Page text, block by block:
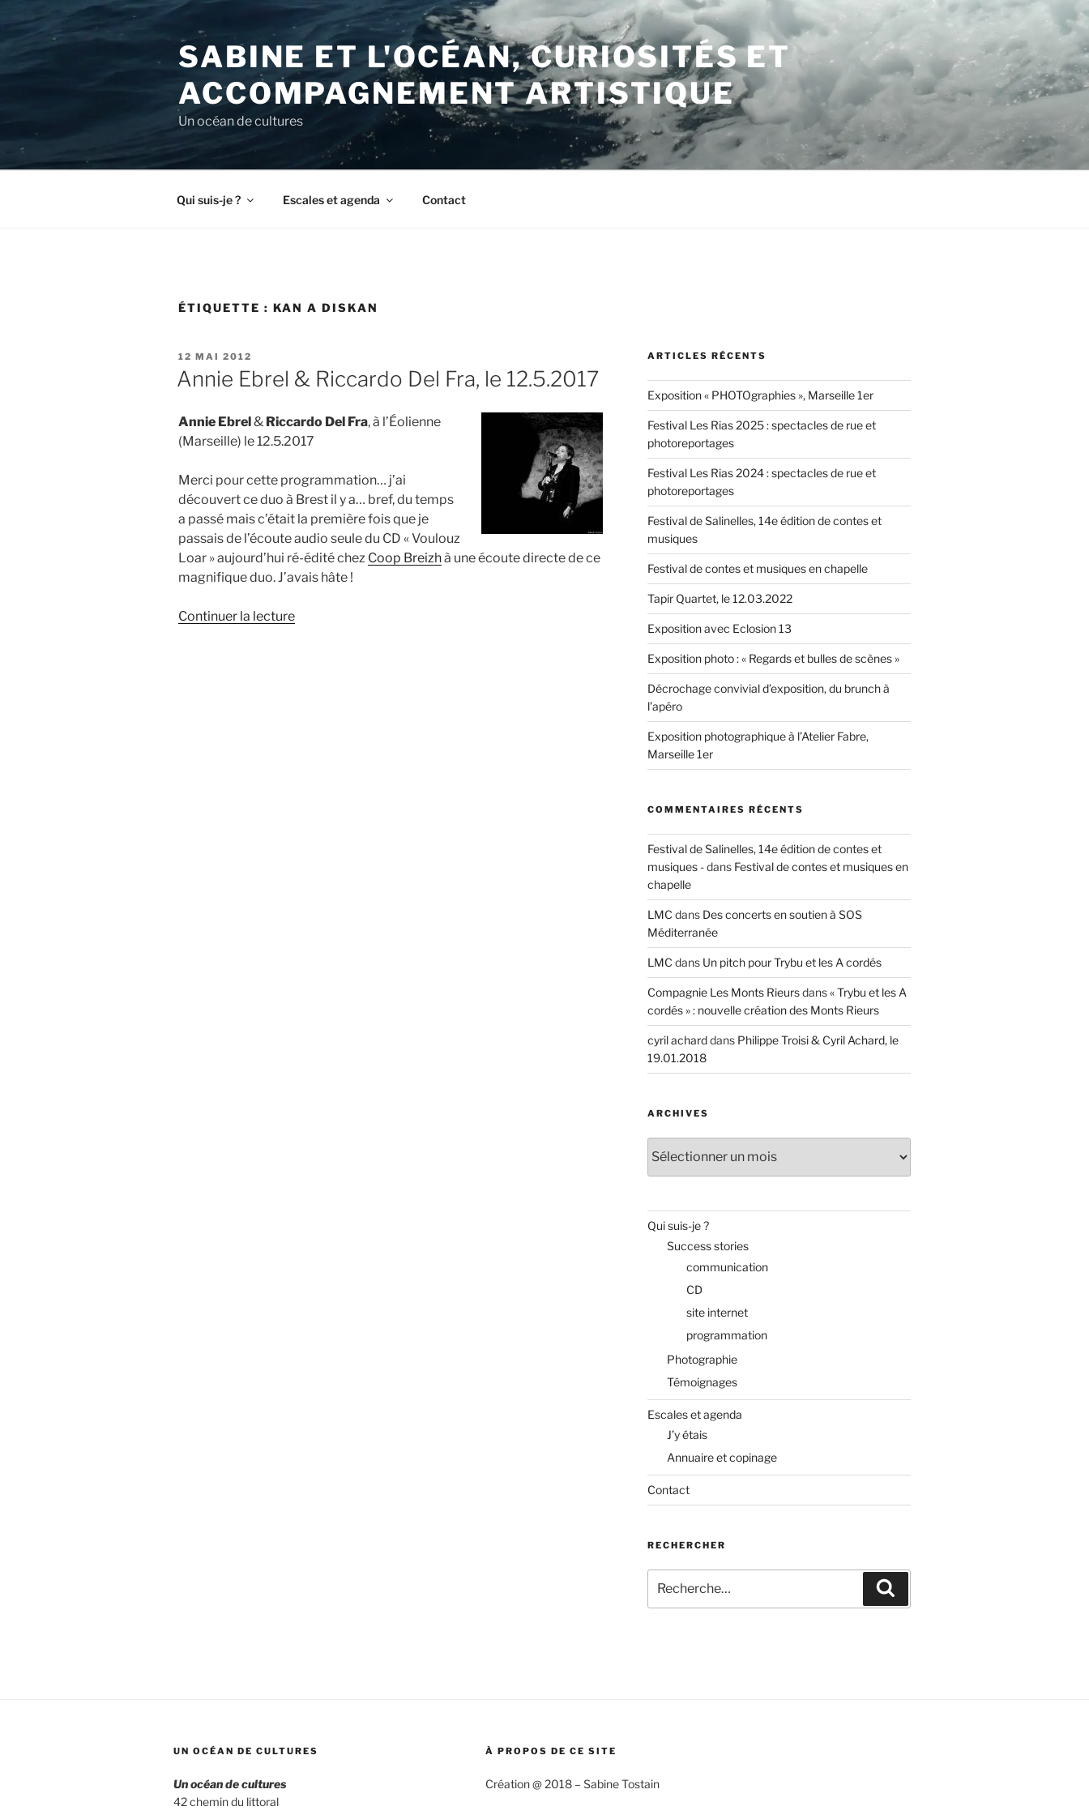
contenu
principal
SABINE ET L'OCÉAN, CURIOSITÉS ET
ACCOMPAGNEMENT ARTISTIQUE
Un océan de cultures
Qui suis-je ? Escales et agenda Contact
ÉTIQUETTE : KAN A DISKAN
PUBLIÉ
LE
12 MAI 2012
Annie Ebrel & Riccardo Del Fra, le 12.5.2017
Annie Ebrel& Riccardo Del Fra, à l’Éolienne
(Marseille) le 12.5.2017
Merci pour cette programmation… j’ai
découvert ce duo à Brest il y a… bref, du temps
a passé mais c’était la première fois que je
passais de l’écoute audio seule du CD « Voulouz
Loar » aujourd’hui ré-édité chez Coop Breizhà une écoute directe de ce
magnifique duo. J’avais hâte !
Continuer la lecturede
ARTICLES RÉCENTS
Exposition « PHOTOgraphies », Marseille 1er
Festival Les Rias 2025 : spectacles de rue et
photoreportages
Festival Les Rias 2024 : spectacles de rue et
photoreportages
Festival de Salinelles, 14e édition de contes et
musiques
Festival de contes et musiques en chapelle
Tapir Quartet, le 12.03.2022
Exposition avec Eclosion 13
Exposition photo : « Regards et bulles de scènes »
Décrochage convivial d’exposition, du brunch à
l’apéro
Exposition photographique à l’Atelier Fabre,
Marseille 1er
COMMENTAIRES RÉCENTS
Festival de Salinelles, 14e édition de contes et
musiques -dans Festival de contes et musiques en
chapelle
LMC dans Des concerts en soutien à SOS
Méditerranée
LMC dans Un pitch pour Trybu et les A cordés
Compagnie Les Monts Rieursdans« Trybu et les A
cordés » : nouvelle création des Monts Rieurs
cyril acharddans Philippe Troisi & Cyril Achard, le
19.01.2018
ARCHIVES
Qui suis-je ?
Success stories
communication
CD
site internet
programmation
Photographie
Témoignages
Escales et agenda
J’y étais
Annuaire et copinage
Contact
RECHERCHER
pour
:
UN OCÉAN DE CULTURES
Un océan de cultures
42 chemin du littoral
À PROPOS DE CE SITE
Création @ 2018 – Sabine Tostain